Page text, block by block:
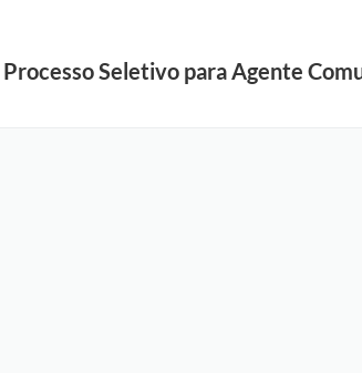
Seletivo para Agente